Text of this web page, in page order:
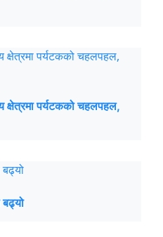
क्षेत्रमा पर्यटकको चहलपहल,